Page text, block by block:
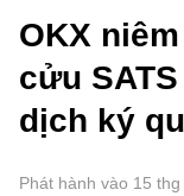
OKX
cửu
dịch ký
Phát hành vào 15